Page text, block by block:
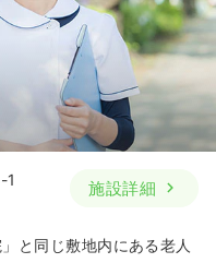
1
施設詳細
と同じ敷地内にある老人